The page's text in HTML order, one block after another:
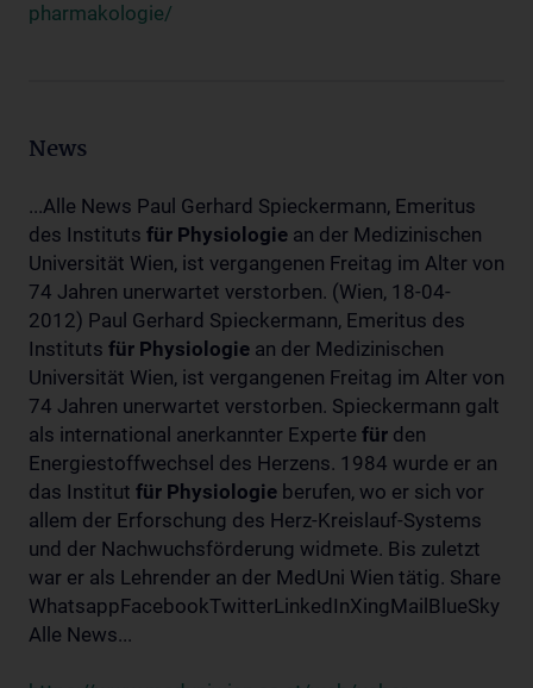
pharmakologie/
News
...Alle News Paul Gerhard Spieckermann, Emeritus
des Instituts für Physiologie an der Medizinischen
Universität Wien, ist vergangenen Freitag im Alter von
74 Jahren unerwartet verstorben. (Wien, 18-04-
2012) Paul Gerhard Spieckermann, Emeritus des
Instituts für Physiologie an der Medizinischen
Universität Wien, ist vergangenen Freitag im Alter von
74 Jahren unerwartet verstorben. Spieckermann galt
als international anerkannter Experte für den
Energiestoffwechsel des Herzens. 1984 wurde er an
das Institut für Physiologie berufen, wo er sich vor
allem der Erforschung des Herz-Kreislauf-Systems
und der Nachwuchsförderung widmete. Bis zuletzt
war er als Lehrender an der MedUni Wien tätig. Share
WhatsappFacebookTwitterLinkedInXingMailBlueSky
Alle News...